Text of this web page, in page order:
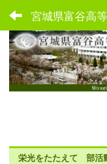
宮城県富谷高
栄光をたたえて 部活